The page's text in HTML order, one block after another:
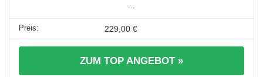
...
229,00 €
ZUM TOP ANGEBOT »